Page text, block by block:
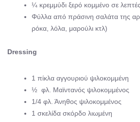
¼ κρεμμύδι ξερό κομμένο σε
Φύλλα από πράσινη σαλάτα της
ρόκα, λόλα, μαρούλι κτλ)
Dressing
1 πίκλα αγγουριού ψιλοκομμένη
½ φλ. Μαϊντανός ψιλοκομμένος
1/4 φλ. Άνηθος ψιλοκομμένος
1 σκελίδα σκόρδο λιωμένη